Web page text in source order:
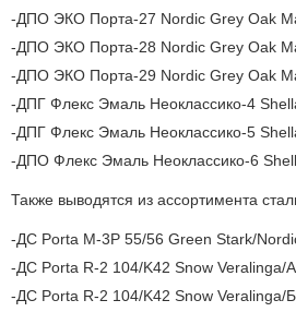
ДПО ЭКО Порта-27 Nordic Grey Oak
ДПО ЭКО Порта-28 Nordic Grey Oak
ДПО ЭКО Порта-29 Nordic Grey Oak
ДПГ Флекс Эмаль Неоклассико-4
ДПГ Флекс Эмаль Неоклассико-5
ДПО Флекс Эмаль Неоклассико-6
Также выводятся из ассортимента
ДС Porta M-3P 55/56 Green Stark/
ДС Porta R-2 104/K42 Snow Veralinga/
ДС Porta R-2 104/K42 Snow Veralinga/